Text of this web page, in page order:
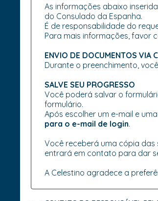
As informações abaixo
do Consulado da Espanha.
É de responsabilidade do
Para mais informações, favor
ENVIO DE DOCUMENTOS VIA
Durante o preenchimento,
SALVE SEU PROGRESSO
Você poderá salvar o
formulário.
Após escolher um e-mail e uma
para o e-mail de login.
Você receberá uma cópia das
entrará em contato para dar
A Celestino agradece a